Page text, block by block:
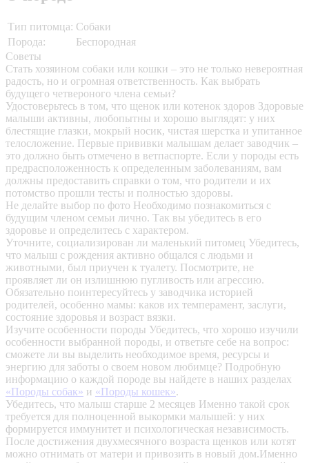
Тип питомца: Собаки
Порода:
Беспородная
Советы
Стать хозяином собаки или кошки – это не только невероятная
радость, но и огромная ответственность. Как выбрать
будущего четвероного члена семьи?
Удостоверьтесь в том, что щенок или котенок здоров Здоровые
малыши активны, любопытны и хорошо выглядят: у них
блестящие глазки, мокрый носик, чистая шерстка и упитанное
телосложение. Первые прививки малышам делает заводчик –
это должно быть отмечено в ветпаспорте. Если у породы есть
предрасположенность к определенным заболеваниям, вам
должны предоставить справки о том, что родители и их
потомство прошли тесты и полностью здоровы.
Не делайте выбор по фото Необходимо познакомиться с
будущим членом семьи лично. Так вы убедитесь в его
здоровье и определитесь с характером.
Уточните, социализирован ли маленький питомец Убедитесь,
что малыш с рождения активно общался с людьми и
животными, был приучен к туалету. Посмотрите, не
проявляет ли он излишнюю пугливость или агрессию.
Обязательно поинтересуйтесь у заводчика историей
родителей, особенно мамы: каков их темперамент, заслуги,
состояние здоровья и возраст вязки.
Изучите особенности породы Убедитесь, что хорошо изучили
особенности выбранной породы, и ответьте себе на вопрос:
сможете ли вы выделить необходимое время, ресурсы и
энергию для заботы о своем новом любимце? Подробную
информацию о каждой породе вы найдете в наших разделах
«Породы собак» и «Породы кошек».
Убедитесь, что малыш старше 2 месяцев Именно такой срок
требуется для полноценной выкормки малышей: у них
формируется иммунитет и психологическая независимость.
После достижения двухмесячного возраста щенков или котят
можно отнимать от матери и привозить в новый дом.Именно